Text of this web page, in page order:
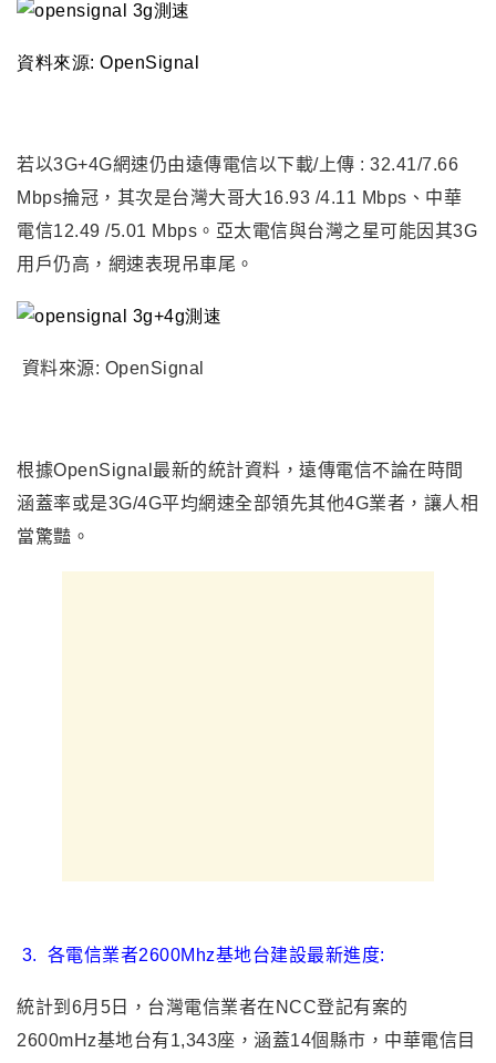
資料來源: OpenSignal
若以3G+4G網速仍由遠傳電信以下載/上傳 : 32.41/7.66
Mbps掄冠，其次是台灣大哥大16.93 /4.11 Mbps、中華
電信12.49 /5.01 Mbps。亞太電信與台灣之星可能因其3G
用戶仍高，網速表現吊車尾。
資料來源: OpenSignal
根據OpenSignal最新的統計資料，遠傳電信不論在時間
涵蓋率或是3G/4G平均網速全部領先其他4G業者，讓人相
當驚豔。
3. 各電信業者2600Mhz基地台建設最新進度:
統計到6月5日 ， 台灣電信業者在NCC登記有案的
2600mHz基地台有1,343座，涵蓋14個縣市，中華電信目